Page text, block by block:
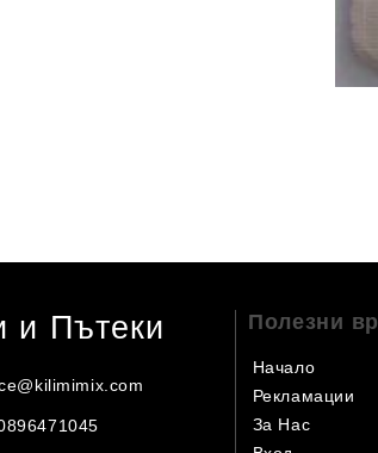
и Пътеки Полезни
Начало
Рекламации
За Нас